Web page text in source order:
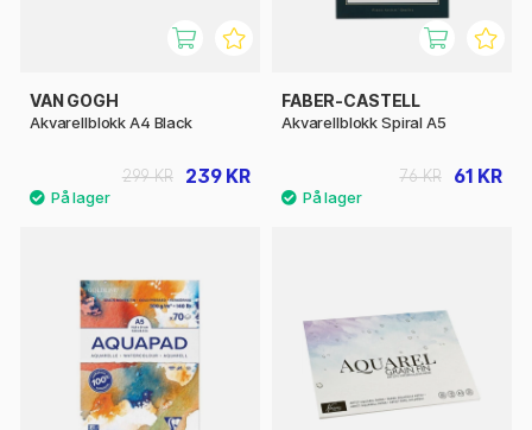
VAN GOGH
Akvarellblokk A4 Black
239 KR
299 KR
FABER-CASTELL
Akvarellblokk Spiral A5
61 KR
76 KR